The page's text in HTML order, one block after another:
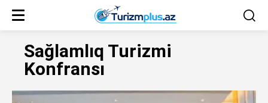
Sağlamlıq Turizmi
Konfransı